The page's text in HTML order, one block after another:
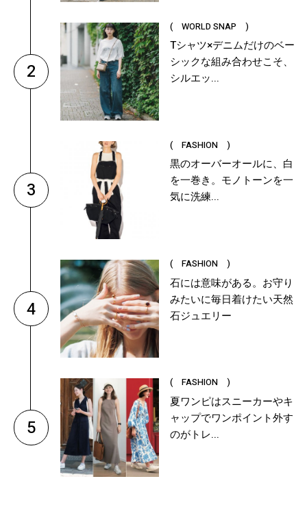
2
( WORLD SNAP )
Tシャツ×デニムだけのベー
シックな組み合わせこそ、
シルエッ...
3
( FASHION )
黒のオーバーオールに、白
を一巻き。モノトーンを一
気に洗練...
4
( FASHION )
石には意味がある。お守り
みたいに毎日着けたい天然
石ジュエリー
5
( FASHION )
夏ワンピはスニーカーやキ
ャップでワンポイント外す
のがトレ...